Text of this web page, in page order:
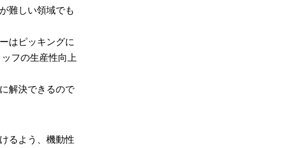
難しい領域でも
はピッキングに
フの生産性向上
解決できるので
るよう、機動性